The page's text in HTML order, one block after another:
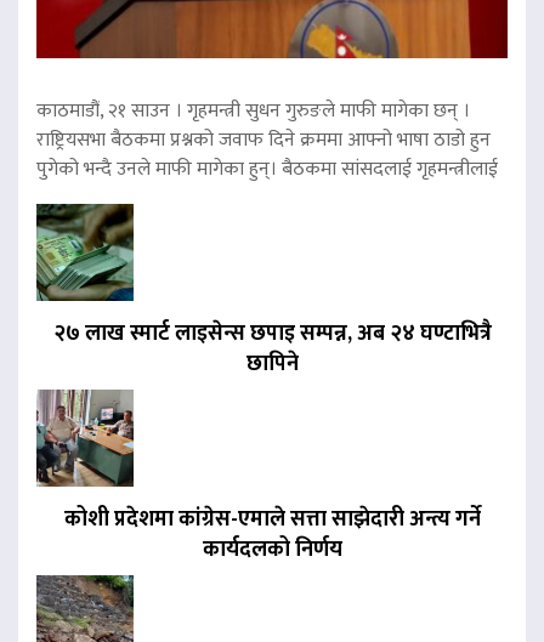
काठमाडौं, २१ साउन । गृहमन्त्री सुधन गुरुङले माफी मागेका छन् ।
राष्ट्रियसभा बैठकमा प्रश्नको जवाफ दिने क्रममा आफ्नो भाषा ठाडो हुन
पुगेको भन्दै उनले माफी मागेका हुन्। बैठकमा सांसदलाई गृहमन्त्रीलाई
२७ लाख स्मार्ट लाइसेन्स छपाइ सम्पन्न, अब २४ घण्टाभित्रै
छापिने
कोशी प्रदेशमा कांग्रेस-एमाले सत्ता साझेदारी अन्त्य गर्ने
कार्यदलको निर्णय